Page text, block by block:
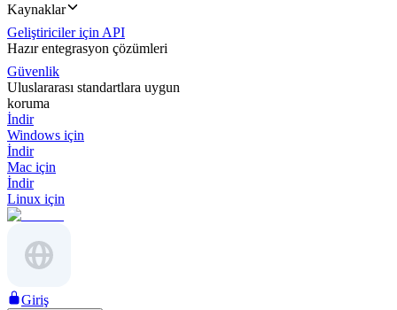
Kaynaklar
Geliştiriciler için API
Hazır entegrasyon çözümleri
Güvenlik
Uluslararası standartlara uygun
koruma
İndir
Windows için
İndir
Mac için
İndir
Linux için
Giriş